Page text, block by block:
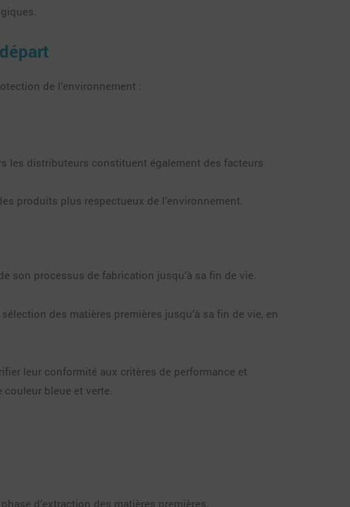
de l’environnement :
les distributeurs constituent également des facteurs
produits plus respectueux de l’environnement.
son processus de fabrication jusqu’à sa fin de vie.
des matières premières jusqu’à sa fin de vie, en
leur conformité aux critères de performance et
bleue et verte.
d’extraction des matières premières.